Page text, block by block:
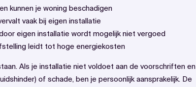
kunnen je woning beschadigen
vaak bij eigen installatie
eigen installatie wordt mogelijk niet vergoed
leidt tot hoge energiekosten
Als je installatie niet voldoet aan de voorschriften en
of schade, ben je persoonlijk aansprakelijk. De